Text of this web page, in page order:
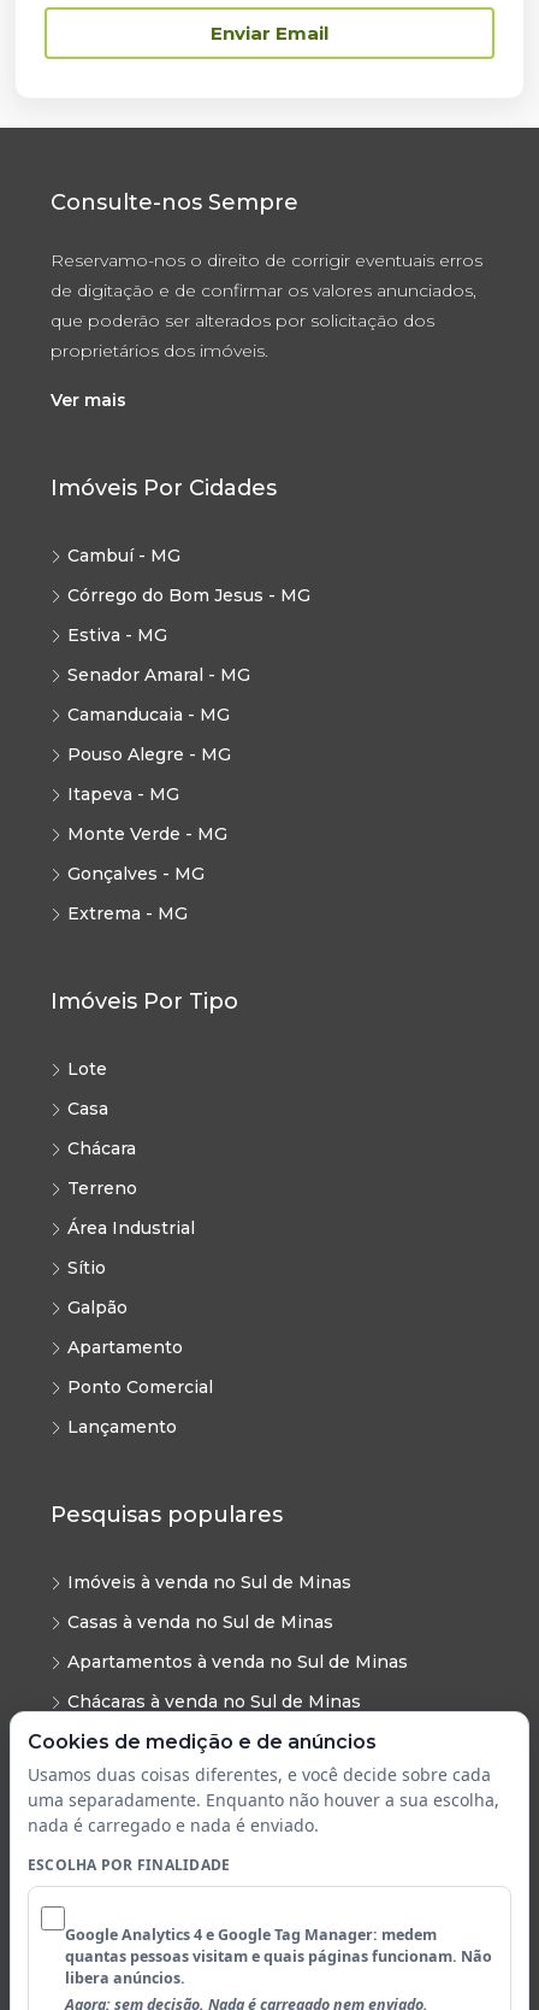
Enviar Email
Consulte-nos Sempre
Reservamo-nos o direito de corrigir eventuais erros
de digitação e de confirmar os valores anunciados,
que poderão ser alterados por solicitação dos
proprietários dos imóveis.
Ver mais
Imóveis Por Cidades
Cambuí - MG
Córrego do Bom Jesus - MG
Estiva - MG
Senador Amaral - MG
Camanducaia - MG
Pouso Alegre - MG
Itapeva - MG
Monte Verde - MG
Gonçalves - MG
Extrema - MG
Imóveis Por Tipo
Lote
Casa
Chácara
Terreno
Área Industrial
Sítio
Galpão
Apartamento
Ponto Comercial
Lançamento
Pesquisas populares
Imóveis à venda no Sul de Minas
Casas à venda no Sul de Minas
Apartamentos à venda no Sul de Minas
Chácaras à venda no Sul de Minas
Sítios à venda no Sul de Minas
Terrenos à venda no Sul de Minas
Lotes à venda no Sul de Minas
Galpões no Sul de Minas
Imóveis em Cambuí - MG
Cookies de medição e de anúncios
Usamos duas coisas diferentes, e você decide sobre cada
uma separadamente. Enquanto não houver a sua escolha,
nada é carregado e nada é enviado.
ESCOLHA POR FINALIDADE
Google Analytics 4 e Google Tag Manager: medem
quantas pessoas visitam e quais páginas funcionam. Não
libera anúncios.
Agora: sem decisão. Nada é carregado nem enviado.